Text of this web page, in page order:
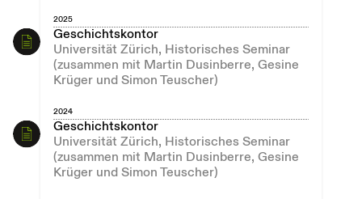
2025
Geschichtskontor
Universität Zürich, Historisches Seminar
(zusammen mit Martin Dusinberre, Gesine
Krüger und Simon Teuscher)
2024
Geschichtskontor
Universität Zürich, Historisches Seminar
(zusammen mit Martin Dusinberre, Gesine
Krüger und Simon Teuscher)